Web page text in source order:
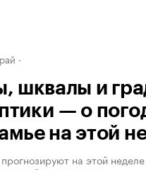
шквалы и
— о
на этой
на этой